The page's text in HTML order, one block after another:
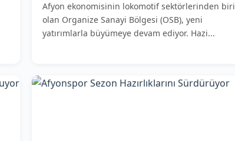
Afyon ekonomisinin lokomotif sektörlerinden biri
olan Organize Sanayi Bölgesi (OSB), yeni
yatırımlarla büyümeye devam ediyor. Hazi...